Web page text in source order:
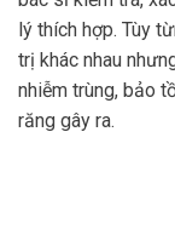
lý thích hợp. Tùy
trị khác nhau
nhiễm trùng, bảo
răng gây ra.